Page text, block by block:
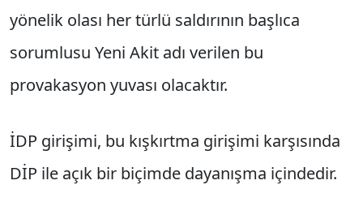
yönelik olası her türlü saldırının başlıca
sorumlusu Yeni Akit adı verilen bu
provakasyon yuvası olacaktır.
İDP girişimi, bu kışkırtma girişimi karşısında
DİP ile açık bir biçimde dayanışma içindedir.